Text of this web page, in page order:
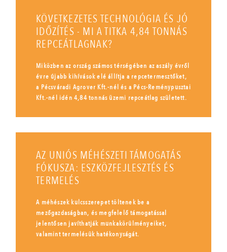
KÖVETKEZETES TECHNOLÓGIA ÉS JÓ
IDŐZÍTÉS - MI A TITKA 4,84 TONNÁS
REPCEÁTLAGNAK?
Miközben az ország számos térségében az aszály évről
évre újabb kihívások elé állítja a repcetermesztőket,
a Pécsváradi Agrover Kft.-nél és a Pécs-Reménypusztai
Kft.-nél idén 4,84 tonnás üzemi repceátlag született.
AZ UNIÓS MÉHÉSZETI TÁMOGATÁS
FÓKUSZA: ESZKÖZFEJLESZTÉS ÉS
TERMELÉS
A méhészek kulcsszerepet töltenek be a
mezőgazdaságban, és megfelelő támogatással
jelentősen javíthatják munkakörülményeiket,
valamint termelésük hatékonyságát.